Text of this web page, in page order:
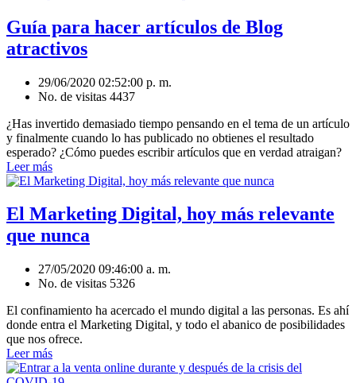
Guía para hacer artículos de Blog
atractivos
29/06/2020 02:52:00 p. m.
No. de visitas 4437
¿Has invertido demasiado tiempo pensando en el tema de un artículo
y finalmente cuando lo has publicado no obtienes el resultado
esperado? ¿Cómo puedes escribir artículos que en verdad atraigan?
Leer más
El Marketing Digital, hoy más relevante
que nunca
27/05/2020 09:46:00 a. m.
No. de visitas 5326
El confinamiento ha acercado el mundo digital a las personas. Es ahí
donde entra el Marketing Digital, y todo el abanico de posibilidades
que nos ofrece.
Leer más